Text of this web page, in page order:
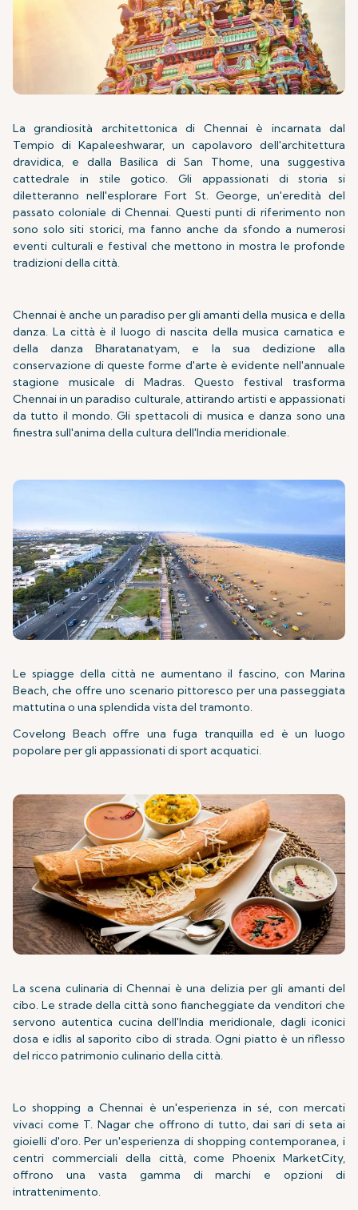
La grandiosità architettonica di Chennai è incarnata dal
Tempio di Kapaleeshwarar, un capolavoro dell'architettura
dravidica, e dalla Basilica di San Thome, una suggestiva
cattedrale in stile gotico. Gli appassionati di storia si
diletteranno nell'esplorare Fort St. George, un'eredità del
passato coloniale di Chennai. Questi punti di riferimento non
sono solo siti storici, ma fanno anche da sfondo a numerosi
eventi culturali e festival che mettono in mostra le profonde
tradizioni della città.
Chennai è anche un paradiso per gli amanti della musica e della
danza. La città è il luogo di nascita della musica carnatica e
della danza Bharatanatyam, e la sua dedizione alla
conservazione di queste forme d'arte è evidente nell'annuale
stagione musicale di Madras. Questo festival trasforma
Chennai in un paradiso culturale, attirando artisti e appassionati
da tutto il mondo. Gli spettacoli di musica e danza sono una
finestra sull'anima della cultura dell'India meridionale.
Le spiagge della città ne aumentano il fascino, con Marina
Beach, che offre uno scenario pittoresco per una passeggiata
mattutina o una splendida vista del tramonto.
Covelong Beach offre una fuga tranquilla ed è un luogo
popolare per gli appassionati di sport acquatici.
La scena culinaria di Chennai è una delizia per gli amanti del
cibo. Le strade della città sono fiancheggiate da venditori che
servono autentica cucina dell'India meridionale, dagli iconici
dosa e idlis al saporito cibo di strada. Ogni piatto è un riflesso
del ricco patrimonio culinario della città.
Lo shopping a Chennai è un'esperienza in sé, con mercati
vivaci come T. Nagar che offrono di tutto, dai sari di seta ai
gioielli d'oro. Per un'esperienza di shopping contemporanea, i
centri commerciali della città, come Phoenix MarketCity,
offrono una vasta gamma di marchi e opzioni di
intrattenimento.